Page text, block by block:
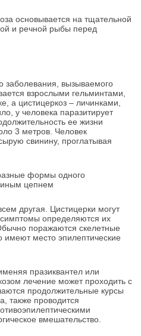
основывается на тщательной
и речной рыбы перед
вызываемого
взрослыми гельминтами,
а цистицеркоз – личинками,
у человека паразитирует
ее жизни
3 метров. Человек
свинину, проглатывая
формы одного
цепнем
другая. Цистицерки могут
определяются их
поражаются скелетные
место эпилептические
празиквантел или
лечение может проходить с
продолжительные курсы
также проводится
вмешательство.